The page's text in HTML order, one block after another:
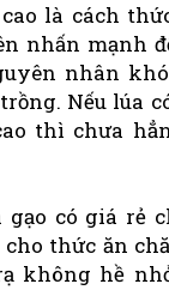
là cách
nhấn mạnh
nhân
Nếu lúa
thì chưa
có giá rẻ
thức ăn
không hề